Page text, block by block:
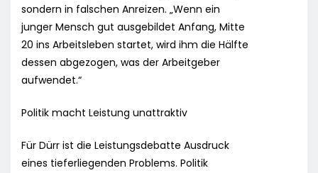
sondern in falschen Anreizen. „Wenn ein
junger Mensch gut ausgebildet Anfang, Mitte
20 ins Arbeitsleben startet, wird ihm die Hälfte
dessen abgezogen, was der Arbeitgeber
aufwendet.“
Politik macht Leistung unattraktiv
Für Dürr ist die Leistungsdebatte Ausdruck
eines tieferliegenden Problems. Politik